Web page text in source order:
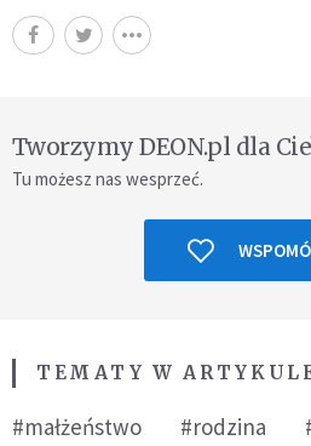
Tworzymy DEON.pl dla
Tu możesz nas wesprzeć.
TEMATY W
#małżeństwo #rodzina